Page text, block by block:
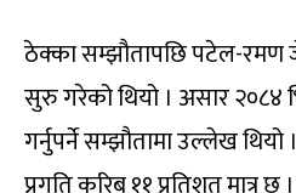
ठेक्का सम्झौतापछि पटेल-रमण
सुरु गरेको थियो । असार २०८४
गर्नुपर्ने सम्झौतामा उल्लेख